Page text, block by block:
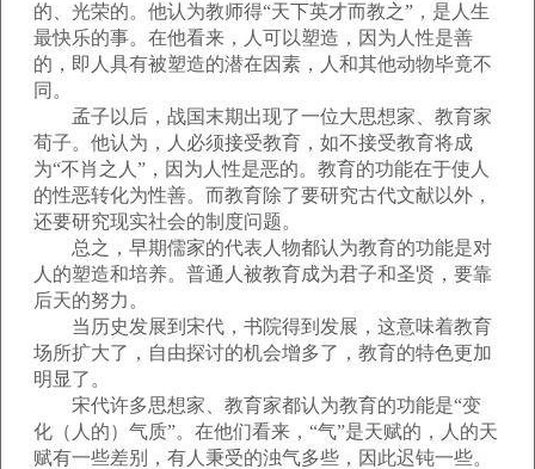
的、光荣的。他认为教师得“天下英才而教之”，是人生
最快乐的事。在他看来，人可以塑造，因为人性是善
的，即人具有被塑造的潜在因素，人和其他动物毕竟不
同。
孟子以后，战国末期出现了一位大思想家、教育家
荀子。他认为，人必须接受教育，如不接受教育将成
为“不肖之人”，因为人性是恶的。教育的功能在于使人
的性恶转化为性善。而教育除了要研究古代文献以外，
还要研究现实社会的制度问题。
总之，早期儒家的代表人物都认为教育的功能是对
人的塑造和培养。普通人被教育成为君子和圣贤，要靠
后天的努力。
当历史发展到宋代，书院得到发展，这意味着教育
场所扩大了，自由探讨的机会增多了，教育的特色更加
明显了。
宋代许多思想家、教育家都认为教育的功能是“变
化（人的）气质”。在他们看来，“气”是天赋的，人的天
赋有一些差别，有人秉受的浊气多些，因此迟钝一些。